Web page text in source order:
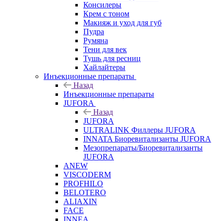
Консилеры
Крем с тоном
Макияж и уход для губ
Пудра
Румяна
Тени для век
Тушь для ресниц
Хайлайтеры
Инъекционные препараты
Назад
Инъекционные препараты
JUFORA
Назад
JUFORA
ULTRALINK Филлеры JUFORA
INNATA Биоревитализанты JUFORA
Мезопрепараты/Биоревитализанты
JUFORA
ANEW
VISCODERM
PROFHILO
BELOTERO
ALIAXIN
FACE
INNEA